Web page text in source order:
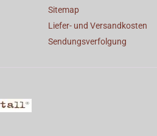
Sitemap
Liefer- und Versandkosten
Sendungsverfolgung